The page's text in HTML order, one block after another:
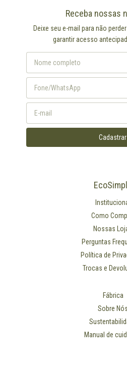
Receba nossas
Deixe seu e-mail para não
garantir acesso
Como
Nossas
Perguntas
Política de
Trocas e
Fábrica
Sobre Nós
Manual de